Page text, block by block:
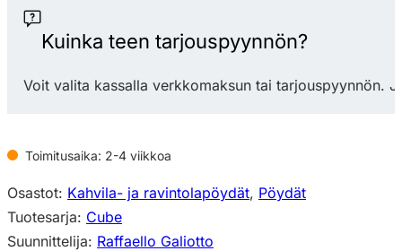
terassipöytä
määräKuinka teen tarjouspyynnön?
Voit valita kassalla verkkomaksun tai tarjouspyynnön.
Toimitusaika: 2-4 viikkoa
Osastot: Kahvila- ja ravintolapöydät, Pöydät
Tuotesarja: Cube
Suunnittelija: Raffaello Galiotto